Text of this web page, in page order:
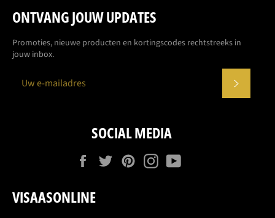
ONTVANG JOUW UPDATES
Promoties, nieuwe producten en kortingscodes rechtstreeks in
jouw inbox.
SOCIAL MEDIA
FacebookTwitterPinterestInstagram
VISAASONLINE